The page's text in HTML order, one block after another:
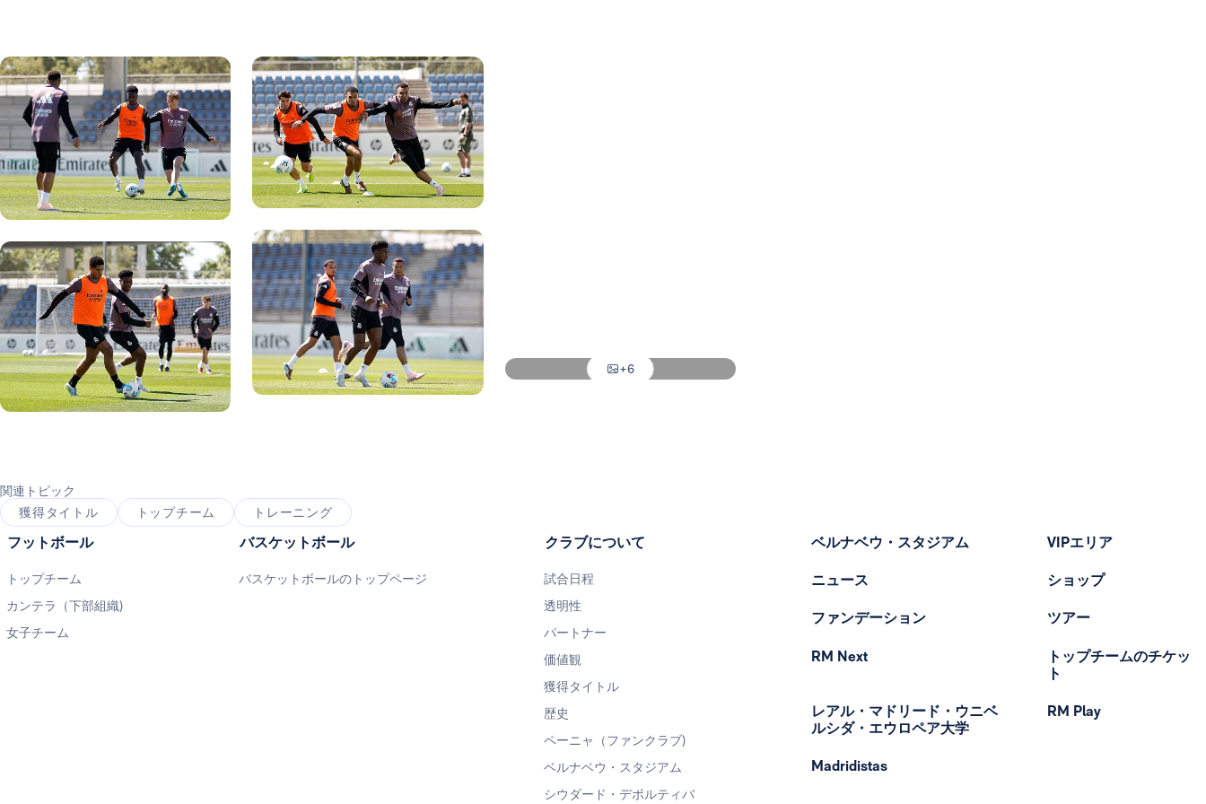
+6
関連トピック
獲得タイトル
トップチーム トレーニング
フットボール
トップチーム
カンテラ（下部組織)
女子チーム
バスケットボール
バスケットボールのトップページ
クラブについて
試合日程
透明性
パートナー
価値観
獲得タイトル
歴史
ペーニャ（ファンクラブ)
ベルナベウ・スタジアム
シウダード・デポルティバ
ベルナベウ・スタジアム
ニュース
ファンデーション
RM Next
レアル・マドリード・ウニベ
ルシダ・エウロペア大学
Madridistas
VIPエリア
ショップ
ツアー
トップチームのチケッ
ト
RM Play